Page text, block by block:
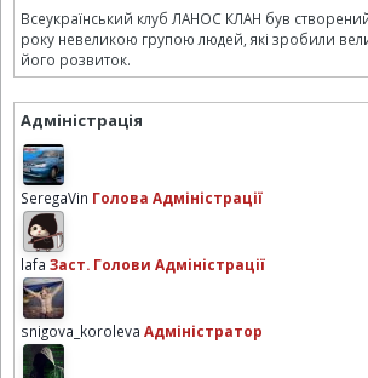
Всеукраїнський клуб ЛАНОС КЛАН був
року невеликою групою людей, які зробили
його розвиток.
Адміністрація
SeregaVin Голова Адміністрації
lafa Заст. Голови Адміністрації
snigova_koroleva Адміністратор